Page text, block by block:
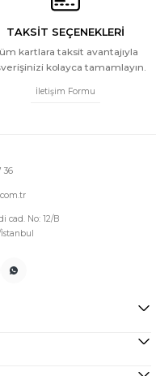
TAKSİT SEÇENEKLERİ
kartlara taksit avantajıyla
kolayca tamamlayın.
İletişim Formu
36
cad. No: 12/B